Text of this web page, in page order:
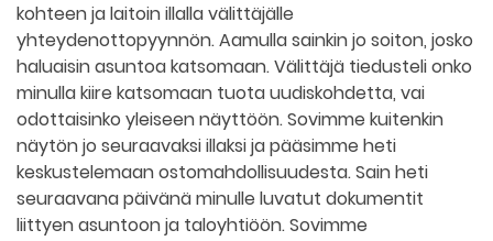
kohteen ja laitoin illalla välittäjälle
yhteydenottopyynnön. Aamulla sainkin jo soiton, josko
haluaisin asuntoa katsomaan. Välittäjä tiedusteli onko
minulla kiire katsomaan tuota uudiskohdetta, vai
odottaisinko yleiseen näyttöön. Sovimme kuitenkin
näytön jo seuraavaksi illaksi ja pääsimme heti
keskustelemaan ostomahdollisuudesta. Sain heti
seuraavana päivänä minulle luvatut dokumentit
liittyen asuntoon ja taloyhtiöön. Sovimme